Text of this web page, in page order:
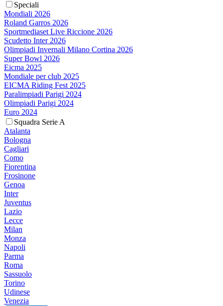
Speciali
Mondiali 2026
Roland Garros 2026
Sportmediaset Live Riccione 2026
Scudetto Inter 2026
Olimpiadi Invernali Milano Cortina 2026
Super Bowl 2026
Eicma 2025
Mondiale per club 2025
EICMA Riding Fest 2025
Paralimpiadi Parigi 2024
Olimpiadi Parigi 2024
Euro 2024
Squadra Serie A
Atalanta
Bologna
Cagliari
Como
Fiorentina
Frosinone
Genoa
Inter
Juventus
Lazio
Lecce
Milan
Monza
Napoli
Parma
Roma
Sassuolo
Torino
Udinese
Venezia